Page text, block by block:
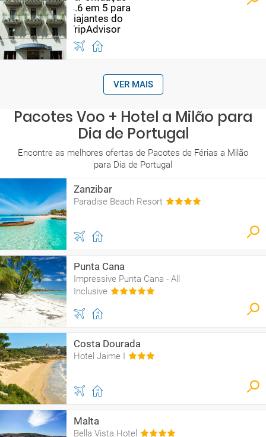
VER MAIS
Pacotes Voo + Hotel a Milão para
Dia de Portugal
Encontre as melhores ofertas de Pacotes de Férias a Milão
para Dia de Portugal
Zanzibar
Paradise Beach Resort
Punta Cana
Impressive Punta Cana - All
Inclusive
Costa Dourada
Hotel Jaime I
Malta
Bella Vista Hotel